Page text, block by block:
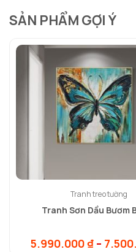
SẢN PHẨM GỢI Ý
Tranh treo tường
Tranh Sơn Dầu Bươm
5.990.000₫ –